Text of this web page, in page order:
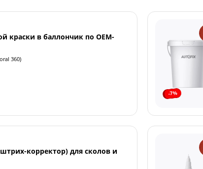
краски в баллончик по OEM-
360)
-7%
корректор) для сколов и